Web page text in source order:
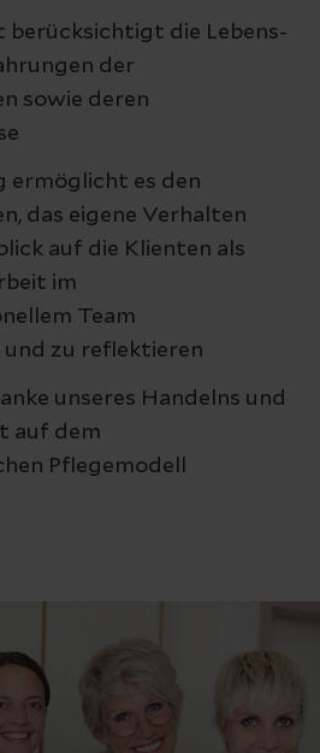
berücksichtigt die Lebens-
der
sowie deren
ermöglicht es den
das eigene Verhalten
auf die Klienten als
im
Team
und zu reflektieren
unseres Handelns und
auf dem
Pflegemodell